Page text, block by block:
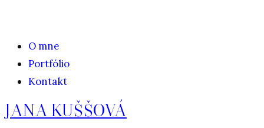
O mne
Portfólio
Kontakt
JANA KUŠŠOVÁ